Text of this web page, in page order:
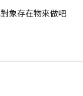
象存在物來做吧